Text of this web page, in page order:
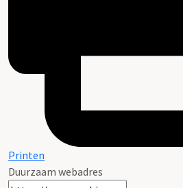
Printen
Duurzaam webadres